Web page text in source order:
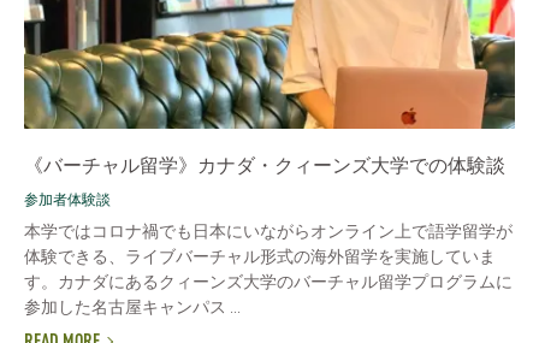
《バーチャル留学》カナダ・クィーンズ大学での体験談
参加者体験談
本学ではコロナ禍でも日本にいながらオンライン上で語学留学が
体験できる、ライブバーチャル形式の海外留学を実施していま
す。カナダにあるクィーンズ大学のバーチャル留学プログラムに
参加した名古屋キャンパス ...